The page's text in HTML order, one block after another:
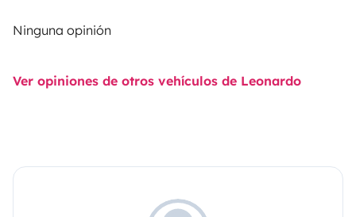
Ninguna opinión
Ver opiniones de otros vehículos de Leonardo